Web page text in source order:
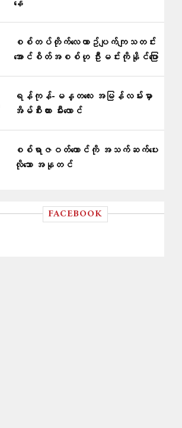
စစ်တပ်တိုက်​လေယာဥ်ပျက်ကျသတင်း
အောင်စိတ်အစစ်ဟု ဦးမင်းကိုနိုင်​ပြော
ရန်ကုန်-မန္တလေး အမြန်လမ်းမှာ
အိမ်စီးကား မီးလောင်
စစ်ရာဇဝတ်ကောင်ကို အသက်ဆက်ပေး
လိုသော အနုတင်
FACEBOOK